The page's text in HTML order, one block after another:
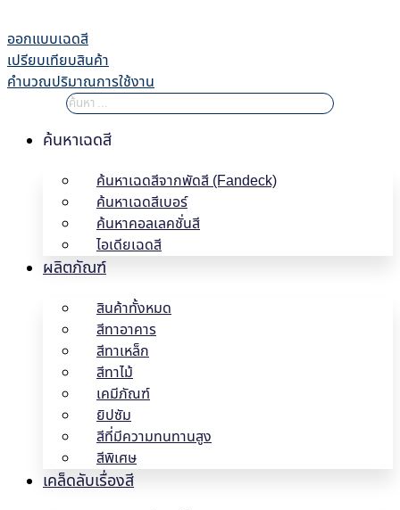
to
content
ออกแบบเฉดสี
เปรียบเทียบสินค้า
คำนวณปริมาณการใช้งาน
ค้นหาเฉดสี
ค้นหาเฉดสีจากพัดสี (Fandeck)
ค้นหาเฉดสีเบอร์
ค้นหาคอลเลคชั่นสี
ไอเดียเฉดสี
ผลิตภัณฑ์
สินค้าทั้งหมด
สีทาอาคาร
สีทาเหล็ก
สีทาไม้
เคมีภัณฑ์
ยิปซัม
สีที่มีความทนทานสูง
สีพิเศษ
เคล็ดลับเรื่องสี